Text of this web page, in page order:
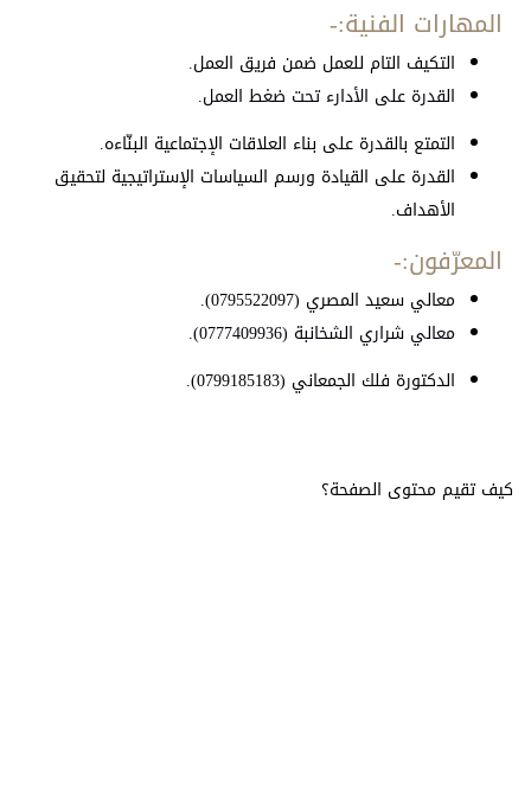
المهارات الفنية:-
التكيف التام للعمل ضمن فريق العمل.
القدرة على الأدارء تحت ضغط العمل.
التمتع بالقدرة على بناء العلاقات الإجتماعية البنّاءه.
القدرة على القيادة ورسم السياسات الإستراتيجية لتحقيق
الأهداف.
المعرّفون:-
معالي سعيد المصري (0795522097).
معالي شراري الشخانبة (0777409936).
الدكتورة فلك الجمعاني (0799185183).
كيف تقيم محتوى الصفحة؟